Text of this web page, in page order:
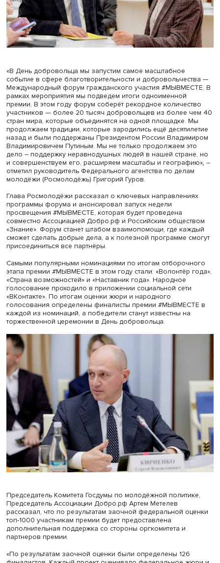
«В День добровольца мы запустим самое масштабное
событие в сфере благотворительности и
Международный форум гражданского участия
рамках мероприятия мы подведем итоги одноименной
премии. В этом году форум соберёт рекордное
участников — более 20 тысяч добровольцев из более
стран мира, которые объединятся на одной площадке.
продолжаем традиции, которые зародились ещё
назад и были поддержаны Президентом России
Владимировичем Путиным. Мы не только продолжаем
дело – поддержку неравнодушных людей в нашей
и совершенствуем его, расширяем масштабы и
отметил руководитель Федерального агентства по
молодёжи (Росмолодёжь) Григорий Гуров.
Глава Росмолодёжи рассказал о ключевых
программы форума и анонсировал запуск недели
просвещения #МЫВМЕСТЕ, которая будет проведена
совместно Ассоциацией Добро.рф и Российским
«Знание». Форум станет штабом взаимопомощи, где
сможет сделать добрые дела, а к полезной программе
присоединиться все партнёры.
Самыми популярными номинациями по итогам
этапа премии #МЫВМЕСТЕ в этом году стали: «Волонтёр
«Страна возможностей» и «Наставник года». Народное
голосование проходило в приложении социальной сети
«ВКонтакте». По итогам оценки жюри и народного
голосования определены финалисты премии
каждой из номинаций, а победители станут известны на